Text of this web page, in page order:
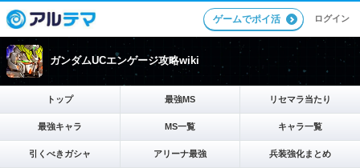
ゲームでポイ活 ログイン
ガンダムUCエンゲージ攻略wiki
トップ 最強MS リセマラ当たり
最強キャラ MS一覧 キャラ一覧
引くべきガシャ アリーナ最強 兵装強化まとめ